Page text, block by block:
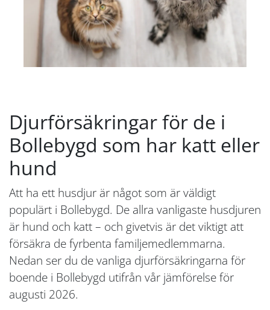
Djurförsäkringar för de i
Bollebygd som har katt eller
hund
Att ha ett husdjur är något som är väldigt
populärt i Bollebygd. De allra vanligaste husdjuren
är hund och katt – och givetvis är det viktigt att
försäkra de fyrbenta familjemedlemmarna.
Nedan ser du de vanliga djurförsäkringarna för
boende i Bollebygd utifrån vår jämförelse för
augusti 2026.